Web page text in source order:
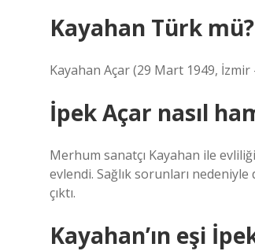
Kayahan Türk mü?
Kayahan Açar (29 Mart 1949, İzmir
İpek Açar nasıl
Merhum sanatçı Kayahan ile
evlendi. Sağlık sorunları
çıktı.
Kayahan’ın eşi